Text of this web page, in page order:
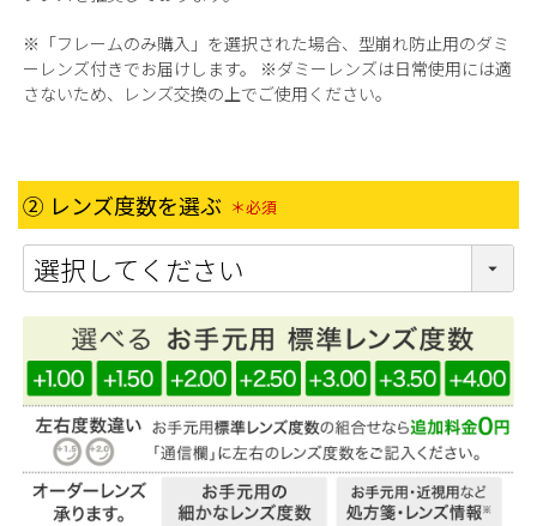
※「フレームのみ購入」を選択された場合、型崩れ防止用のダミ
ーレンズ付きでお届けします。 ※ダミーレンズは日常使用には適
さないため、レンズ交換の上でご使用ください。
② レンズ度数を選ぶ
(必須)